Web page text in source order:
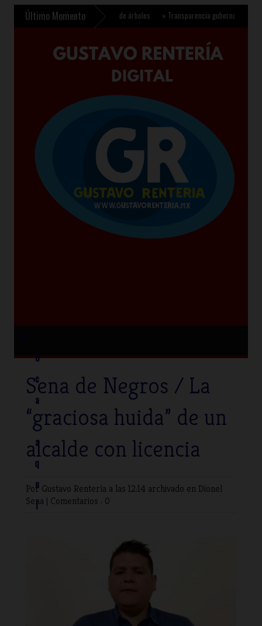
Último Momento
para plantar 6.6 millones de árboles »Transparencia gubernamental se
o
c
a
a
q
u
í
Sena de Negros / La
“graciosa huida” de un
alcalde con licencia
Por Gustavo Rentería a las 12:14 archivado en Dionel
Sena | Comentarios : 0